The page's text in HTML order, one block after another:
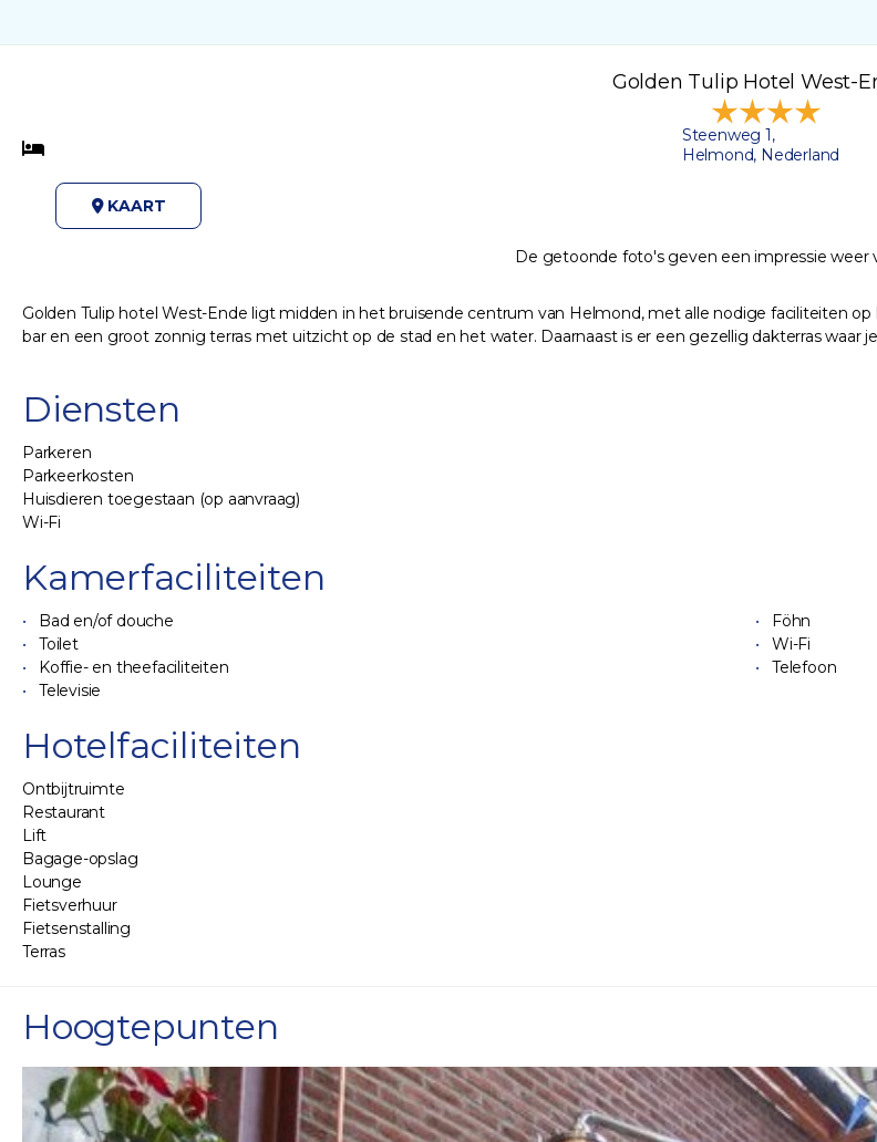
Golden Tulip Hotel West-
Steenweg 1,
Helmond, Nederland
KAART
De getoonde foto's geven een impressie weer
Golden Tulip hotel West-Ende ligt midden in het bruisende centrum van Helmond, met alle nodige faciliteiten
bar en een groot zonnig terras met uitzicht op de stad en het water. Daarnaast is er een gezellig dakterras waar
Diensten
Parkeren
Parkeerkosten
Huisdieren toegestaan (op aanvraag)
Wi-Fi
Kamerfaciliteiten
Bad en/of douche
Föhn
Toilet
Wi-Fi
Koffie- en theefaciliteiten
Telefoon
Televisie
Hotelfaciliteiten
Ontbijtruimte
Restaurant
Lift
Bagage-opslag
Lounge
Fietsverhuur
Fietsenstalling
Terras
Hoogtepunten